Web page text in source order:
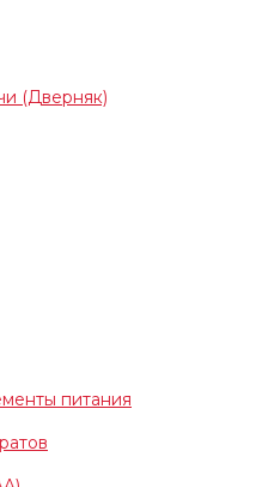
(Дверняк)
питания